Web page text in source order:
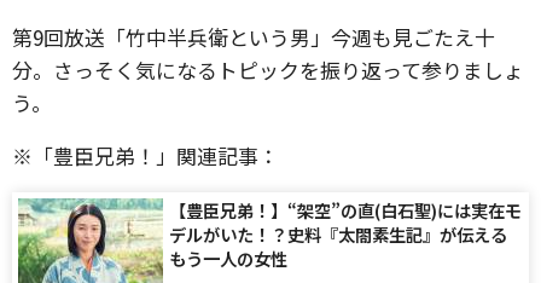
第9回放送「竹中半兵衛という男」今週も見ごたえ十
分。さっそく気になるトピックを振り返って参りましょ
う。
※「豊臣兄弟！」関連記事：
【豊臣兄弟！】“架空”の直(白石聖)には実在モ
デルがいた！？史料『太閤素生記』が伝える
もう一人の女性